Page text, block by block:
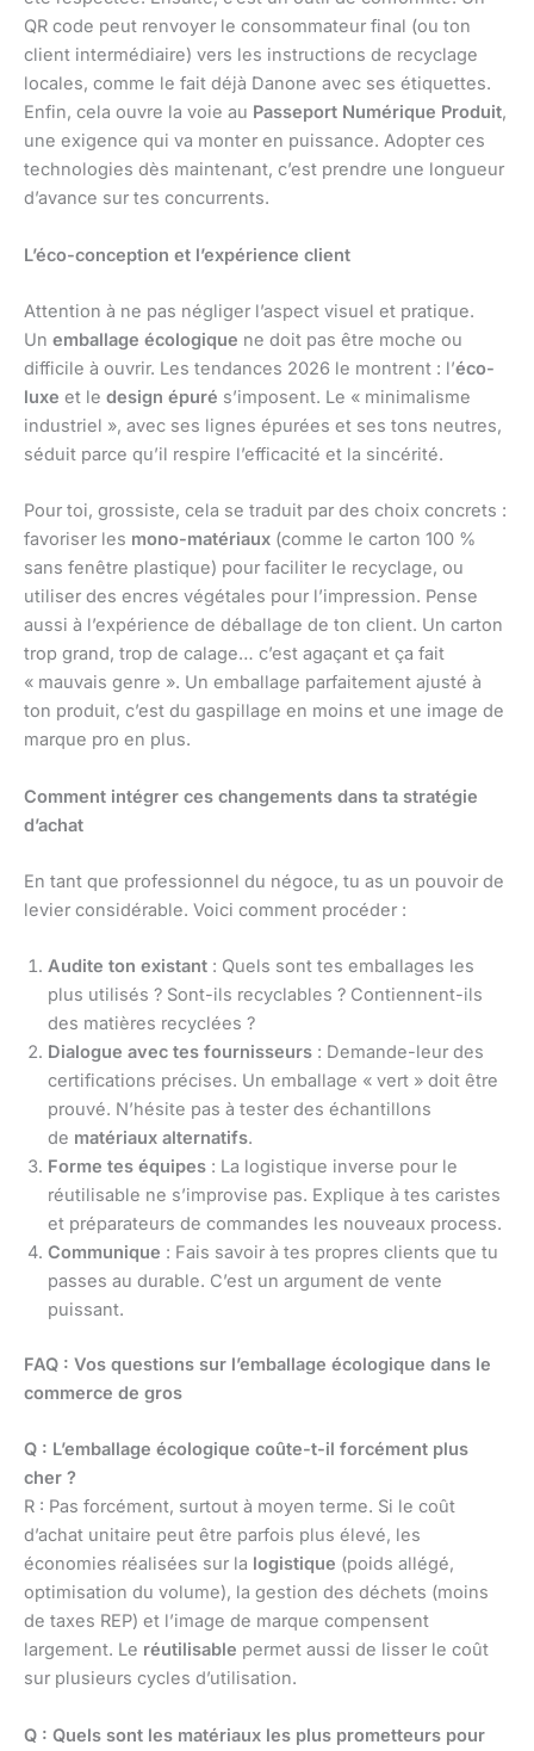
QR code peut renvoyer le consommateur final (ou ton
client intermédiaire) vers les instructions de recyclage
locales, comme le fait déjà Danone avec ses étiquettes.
Enfin, cela ouvre la voie au Passeport Numérique Produit,
une exigence qui va monter en puissance. Adopter ces
technologies dès maintenant, c’est prendre une longueur
d’avance sur tes concurrents.
L’éco-conception et l’expérience client
Attention à ne pas négliger l’aspect visuel et pratique.
Un emballage écologique ne doit pas être moche ou
difficile à ouvrir. Les tendances 2026 le montrent : l’éco-
luxe et le design épuré s’imposent. Le « minimalisme
industriel », avec ses lignes épurées et ses tons neutres,
séduit parce qu’il respire l’efficacité et la sincérité.
Pour toi, grossiste, cela se traduit par des choix concrets :
favoriser les mono-matériaux (comme le carton 100 %
sans fenêtre plastique) pour faciliter le recyclage, ou
utiliser des encres végétales pour l’impression. Pense
aussi à l’expérience de déballage de ton client. Un carton
trop grand, trop de calage… c’est agaçant et ça fait
« mauvais genre ». Un emballage parfaitement ajusté à
ton produit, c’est du gaspillage en moins et une image de
marque pro en plus.
Comment intégrer ces changements dans ta stratégie
d’achat
En tant que professionnel du négoce, tu as un pouvoir de
levier considérable. Voici comment procéder :
Audite ton existant : Quels sont tes emballages les
plus utilisés ? Sont-ils recyclables ? Contiennent-ils
des matières recyclées ?
Dialogue avec tes fournisseurs : Demande-leur des
certifications précises. Un emballage « vert » doit être
prouvé. N’hésite pas à tester des échantillons
de matériaux alternatifs.
Forme tes équipes : La logistique inverse pour le
réutilisable ne s’improvise pas. Explique à tes caristes
et préparateurs de commandes les nouveaux process.
Communique : Fais savoir à tes propres clients que tu
passes au durable. C’est un argument de vente
puissant.
FAQ : Vos questions sur l’emballage écologique dans le
commerce de gros
Q : L’emballage écologique coûte-t-il forcément plus
cher ?
R : Pas forcément, surtout à moyen terme. Si le coût
d’achat unitaire peut être parfois plus élevé, les
économies réalisées sur la logistique (poids allégé,
optimisation du volume), la gestion des déchets (moins
de taxes REP) et l’image de marque compensent
largement. Le réutilisable permet aussi de lisser le coût
sur plusieurs cycles d’utilisation.
Q : Quels sont les matériaux les plus prometteurs pour